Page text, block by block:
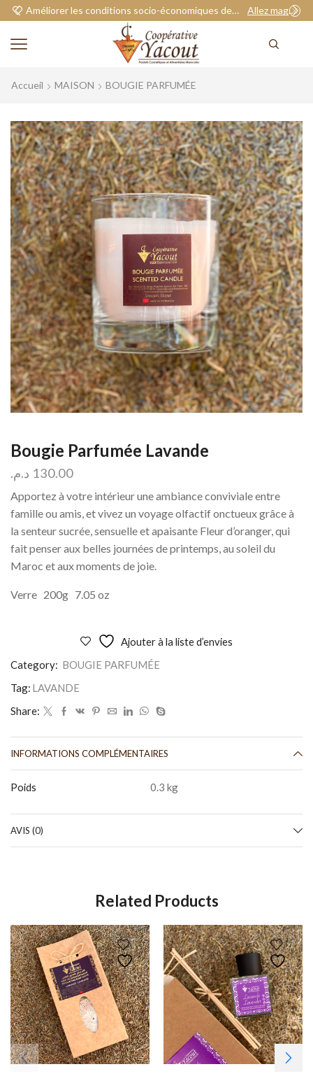
Améliorer les conditions socio-économiques de nos adhérents. Allez magasiner
Accueil MAISON BOUGIE PARFUMÉE
Bougie Parfumée Lavande
130.00 د.م.
Apportez à votre intérieur une ambiance conviviale entre
famille ou amis, et vivez un voyage olfactif onctueux grâce à
la senteur sucrée, sensuelle et apaisante Fleur d’oranger, qui
fait penser aux belles journées de printemps, au soleil du
Maroc et aux moments de joie.
Verre 200g 7.05 oz
Ajouter à la liste d’envies
Category: BOUGIE PARFUMÉE
Tag: LAVANDE
Share:
INFORMATIONS COMPLÉMENTAIRES
Poids 0.3 kg
AVIS (0)
Related Products